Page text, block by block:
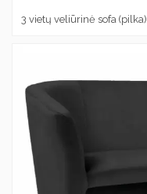
3 vietų veliūrinė sofa (pilka)